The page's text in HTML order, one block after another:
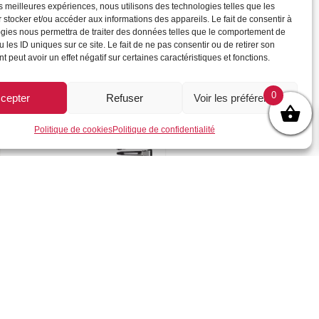
meilleures expériences, nous utilisons des technologies telles que les
stocker et/ou accéder aux informations des appareils. Le fait de consentir à
nous permettra de traiter des données telles que le comportement de
les ID uniques sur ce site. Le fait de ne pas consentir ou de retirer son
peut avoir un effet négatif sur certaines caractéristiques et fonctions.
Refuser Voir les préférences
Politique de cookiesPolitique de confidentialité
36
1 550F
0